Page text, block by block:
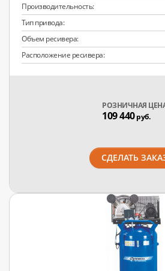
Производительность:
Тип привода:
Объем ресивера:
Расположение ресивера:
РОЗНИЧНАЯ
109 440руб.
СДЕЛАТЬ